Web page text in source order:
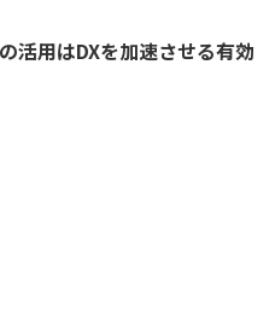
活用はDXを加速させる有効